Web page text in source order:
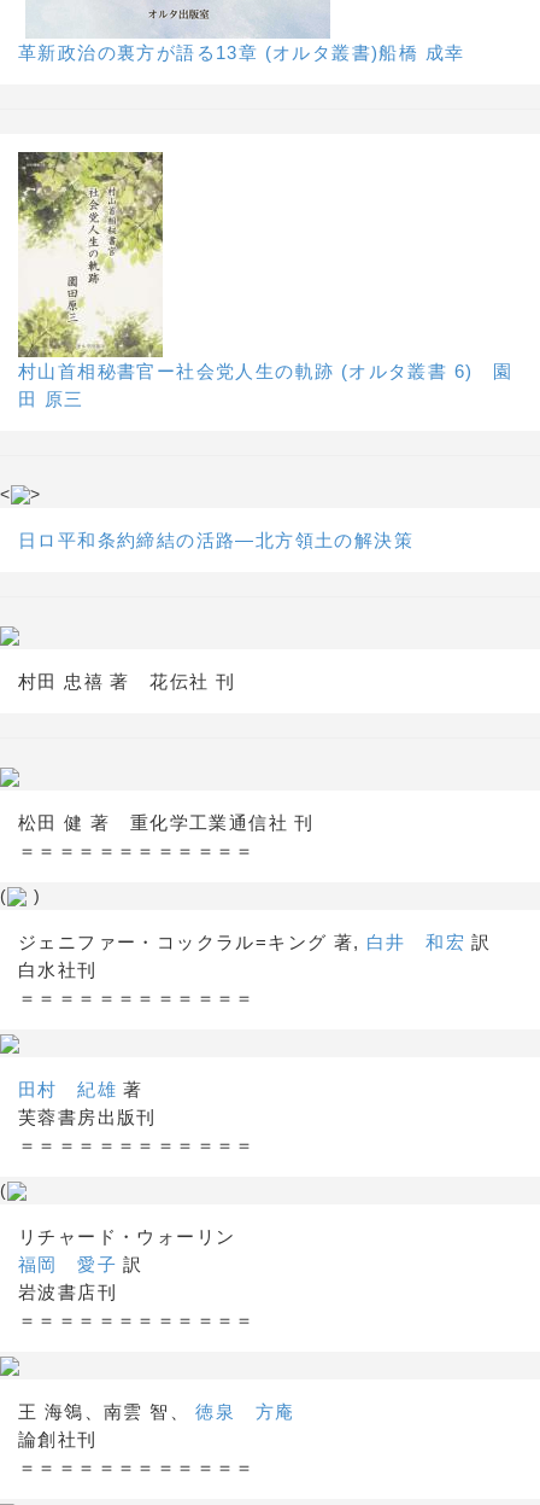
革新政治の裏方が語る13章 (オルタ叢書)船橋 成幸
村山首相秘書官ー社会党人生の軌跡 (オルタ叢書 6) 園
田 原三
< >
日ロ平和条約締結の活路―北方領土の解決策
村田 忠禧 著 花伝社 刊
松田 健 著 重化学工業通信社 刊
＝＝＝＝＝＝＝＝＝＝＝＝
( )
ジェニファー・コックラル=キング 著, 白井 和宏 訳
白水社刊
＝＝＝＝＝＝＝＝＝＝＝＝
田村 紀雄 著
芙蓉書房出版刊
＝＝＝＝＝＝＝＝＝＝＝＝
(
リチャード・ウォーリン
福岡 愛子 訳
岩波書店刊
＝＝＝＝＝＝＝＝＝＝＝＝
王 海鴒、南雲 智、徳泉 方庵
論創社刊
＝＝＝＝＝＝＝＝＝＝＝＝